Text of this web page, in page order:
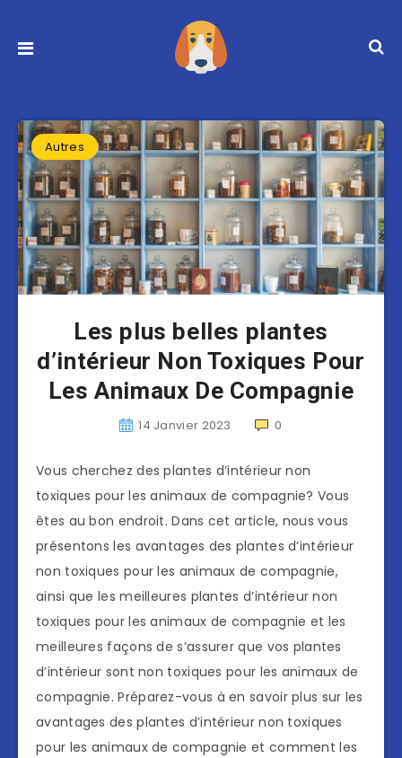
Autres
Les plus belles plantes
d’intérieur Non Toxiques Pour
Les Animaux De Compagnie
14 Janvier 2023 0
Vous cherchez des plantes d’intérieur non
toxiques pour les animaux de compagnie? Vous
êtes au bon endroit. Dans cet article, nous vous
présentons les avantages des plantes d’intérieur
non toxiques pour les animaux de compagnie,
ainsi que les meilleures plantes d’intérieur non
toxiques pour les animaux de compagnie et les
meilleures façons de s’assurer que vos plantes
d’intérieur sont non toxiques pour les animaux de
compagnie. Préparez-vous à en savoir plus sur les
avantages des plantes d’intérieur non toxiques
pour les animaux de compagnie et comment les